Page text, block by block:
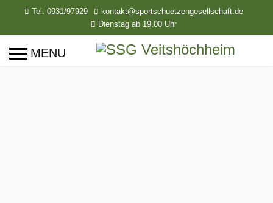
Tel. 0931/97929
kontakt@sportschuetzengesellschaft.de
Dienstag ab 19.00 Uhr